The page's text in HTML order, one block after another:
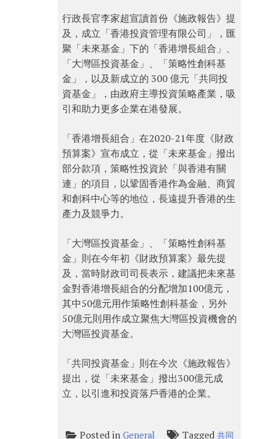
行政長官李家超宣讀首份《施政報告》提
及，成立「香港投資管理有限公司」，匯
聚「未來基金」下的「香港增長組合」、
「大灣區投資基金」、「策略性創科基
金」，以及新成立的 300 億元「共同投
資基金」，由政府主導投資策略產業，吸
引和助力更多企業在港發展。
「香港增長組合」在2020-21年度《財政
預算案》宣布成立，從「未來基金」撥出
部分款項，策略性投資於「與香港有關
連」的項目，以鞏固香港作為金融、商貿
和創科中心等的地位，長遠提升香港的生
產力及競爭力。
「大灣區投資基金」、「策略性創科基
金」則在今年初《財政預算案》最先提
及，當時財政司司長表示，建議把未來基
金對香港增長組合的分配增加100億元，
其中50億元用作策略性創科基金，另外
50億元則用作成立聚焦大灣區投資機會的
大灣區投資基金。
「共同投資基金」則在今次《施政報告》
提出，從「未來基金」撥出300億元成
立，以引進和投資落戶香港的企業。
Posted in General Tagged 共同